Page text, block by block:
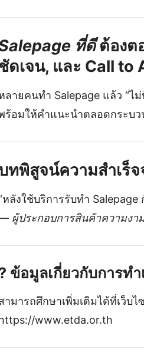
ที่ดีต้องต
ดเจน, และ Call to
ลายคนทำ Salepage แล้ว “ไ
ร้อมให้คำแนะนำตลอดกระบว
ทพิสูจน์ความสำเร็
หลังใช้บริการรับทำ Salepage
ผู้ประกอบการสินค้าความงา
ข้อมูลเกี่ยวกับการท
ามารถศึกษาเพิ่มเติมได้ที่เว็บไ
www.etda.or.th